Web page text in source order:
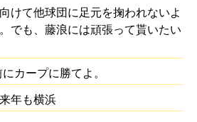
けて他球団に足元を掬われないよ
でも、藤浪には頑張って貰いたい
カープに勝てよ。
年も横浜